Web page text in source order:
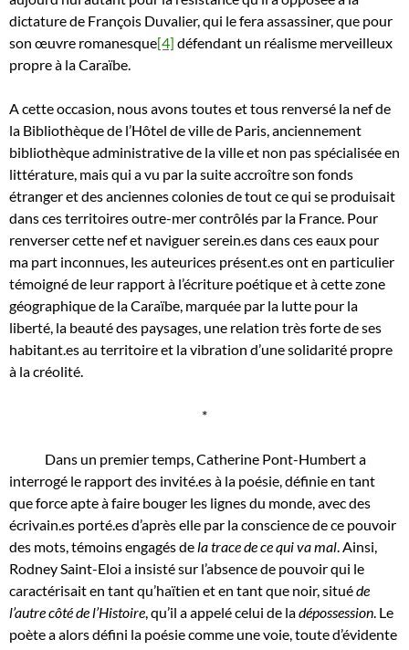
dictature de François Duvalier, qui le fera assassiner, que pour
son œuvre romanesque[4] défendant un réalisme merveilleux
propre à la Caraïbe.
A cette occasion, nous avons toutes et tous renversé la nef de
la Bibliothèque de l’Hôtel de ville de Paris, anciennement
bibliothèque administrative de la ville et non pas spécialisée en
littérature, mais qui a vu par la suite accroître son fonds
étranger et des anciennes colonies de tout ce qui se produisait
dans ces territoires outre-mer contrôlés par la France. Pour
renverser cette nef et naviguer serein.es dans ces eaux pour
ma part inconnues, les auteurices présent.es ont en particulier
témoigné de leur rapport à l’écriture poétique et à cette zone
géographique de la Caraïbe, marquée par la lutte pour la
liberté, la beauté des paysages, une relation très forte de ses
habitant.es au territoire et la vibration d’une solidarité propre
à la créolité.
*
Dans un premier temps, Catherine Pont-Humbert a
interrogé le rapport des invité.es à la poésie, définie en tant
que force apte à faire bouger les lignes du monde, avec des
écrivain.es porté.es d’après elle par la conscience de ce pouvoir
des mots, témoins engagés dela trace de ce qui va mal. Ainsi,
Rodney Saint-Eloi a insisté sur l’absence de pouvoir qui le
caractérisait en tant qu’haïtien et en tant que noir, situéde
l’autre côté de l’Histoire, qu’il a appelé celui de ladépossession. Le
poète a alors défini la poésie comme une voie, toute d’évidente